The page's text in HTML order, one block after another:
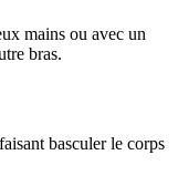
mains ou avec un
bras.
basculer le corps